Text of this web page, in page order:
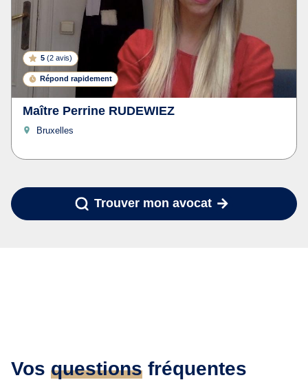
5 (2 avis)
Répond rapidement
Maître Perrine RUDEWIEZ
Bruxelles
Trouver mon avocat
Vos questions fréquentes